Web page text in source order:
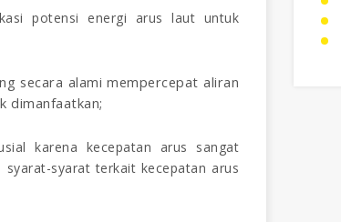
potensi energi arus laut untuk
secara alami mempercepat aliran
dimanfaatkan;
karena kecepatan arus sangat
syarat-syarat terkait kecepatan arus